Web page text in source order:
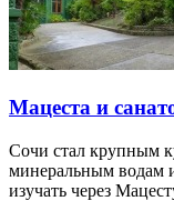
Мацеста и
Сочи стал крупным
минеральным водам
изучать через